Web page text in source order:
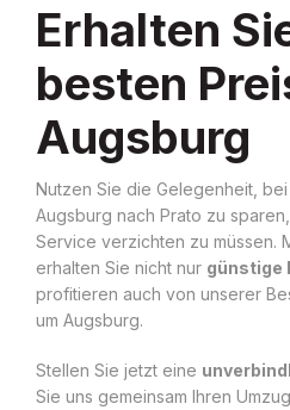
Erhalten
besten
Augsburg
Nutzen Sie die Gelegenheit,
Augsburg nach Prato zu
Service verzichten zu müssen.
erhalten Sie nicht nur günstige
profitieren auch von unserer
um Augsburg.
Stellen Sie jetzt eine
Sie uns gemeinsam Ihren